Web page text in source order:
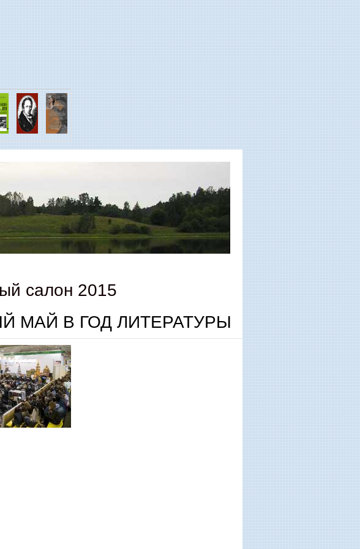
салон 2015
МАЙ В ГОД ЛИТЕРАТУРЫ